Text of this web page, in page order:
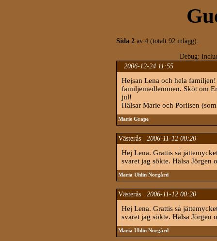
Sida 2 av 4 (totalt 92 inlägg).
Debug:
2006-12-24 11:55
Hejsan Lena och hela
familjemedlemmen. Sköt om
jul!
Hälsar Marie och Porlisen
Marie Grape
Västerås 2006-11-12 00:20
Hej Lena. Grattis så
svaret jag sökte. Hälsa Jörgen
Maria Uhlin Norgård
Västerås 2006-11-12 00:20
Hej Lena. Grattis så
svaret jag sökte. Hälsa Jörgen
Maria Uhlin Norgård